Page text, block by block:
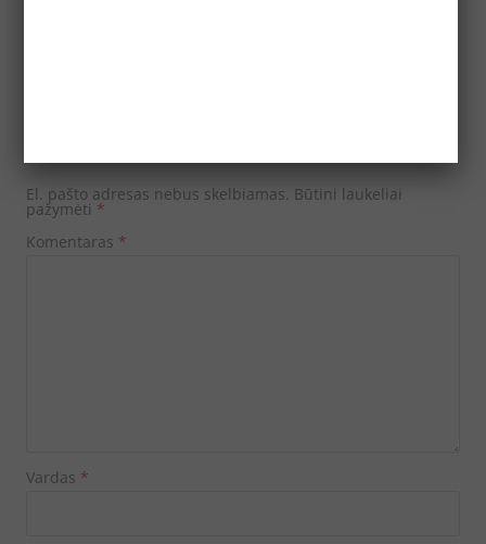
El. pašto adresas nebus skelbiamas. Būtini laukeliai
pažymėti *
Komentaras *
Vardas *